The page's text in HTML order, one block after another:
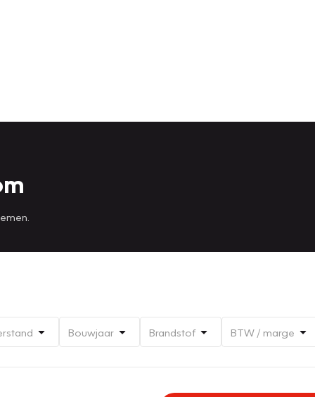
Bouwjaar Brandstof BTW / marge